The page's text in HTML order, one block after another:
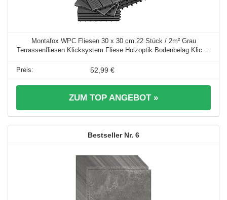
Montafox WPC Fliesen 30 x 30 cm 22 Stück / 2m² Grau
Terrassenfliesen Klicksystem Fliese Holzoptik Bodenbelag Klic ...
52,99 €
ZUM TOP ANGEBOT »
6